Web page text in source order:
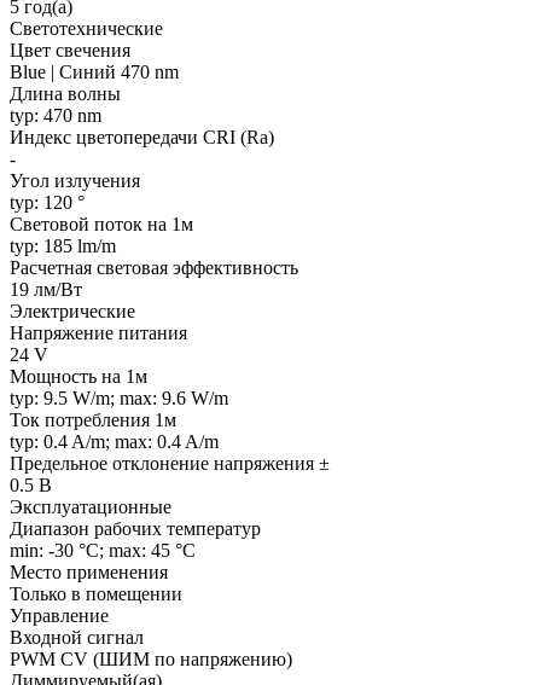
5 год(а)
Светотехнические
Цвет свечения
Blue | Синий 470 nm
Длина волны
typ: 470 nm
Индекс цветопередачи CRI (Ra)
-
Угол излучения
typ: 120 °
Световой поток на 1м
typ: 185 lm/m
Расчетная световая эффективность
19 лм/Вт
Электрические
Напряжение питания
24 V
Мощность на 1м
typ: 9.5 W/m; max: 9.6 W/m
Ток потребления 1м
typ: 0.4 A/m; max: 0.4 A/m
Предельное отклонение напряжения ±
0.5 В
Эксплуатационные
Диапазон рабочих температур
min: -30 °C; max: 45 °C
Место применения
Только в помещении
Управление
Входной сигнал
PWM СV (ШИМ по напряжению)
Диммируемый(ая)